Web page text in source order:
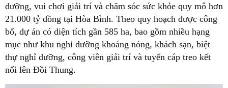
dưỡng, vui chơi giải trí và chăm sóc sức khỏe quy mô hơn
21.000 tỷ đồng tại Hòa Bình. Theo quy hoạch được công
bố, dự án có diện tích gần 585 ha, bao gồm nhiều hạng
mục như khu nghỉ dưỡng khoáng nóng, khách sạn, biệt
thự nghỉ dưỡng, công viên giải trí và tuyến cáp treo kết
nối lên Đồi Thung.